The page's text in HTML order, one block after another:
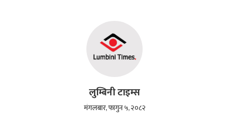
लुम्बिनी टाइम्स
मंगलबार, फागुन ५, २०८२